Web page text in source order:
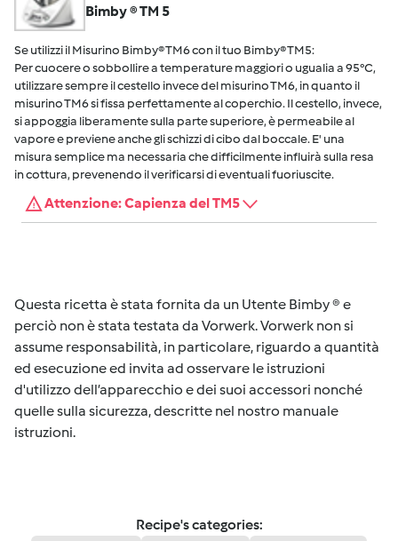
Bimby ® TM 5
Se utilizzi il Misurino Bimby® TM6 con il tuo Bimby® TM5:
Per cuocere o sobbollire a temperature maggiori o ugualia a 95°C,
utilizzare sempre il cestello invece del misurino TM6, in quanto il
misurino TM6 si fissa perfettamente al coperchio. Il cestello, invece,
si appoggia liberamente sulla parte superiore, è permeabile al
vapore e previene anche gli schizzi di cibo dal boccale. E' una
misura semplice ma necessaria che difficilmente influirà sulla resa
in cottura, prevenendo il verificarsi di eventuali fuoriuscite.
Attenzione: Capienza del TM5
Questa ricetta è stata fornita da un Utente Bimby ® e
perciò non è stata testata da Vorwerk. Vorwerk non si
assume responsabilità, in particolare, riguardo a quantità
ed esecuzione ed invita ad osservare le istruzioni
d'utilizzo dell’apparecchio e dei suoi accessori nonché
quelle sulla sicurezza, descritte nel nostro manuale
istruzioni.
Recipe's categories: